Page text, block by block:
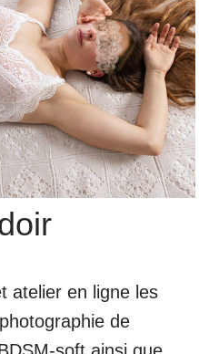
atelier en ligne les
de